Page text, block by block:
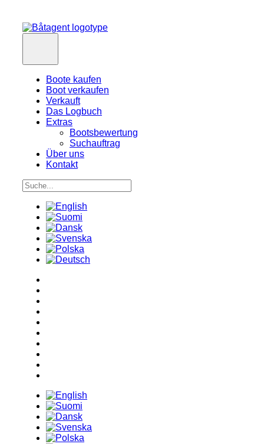
Boote kaufen
Boot verkaufen
Verkauft
Das Logbuch
Extras
Bootsbewertung
Suchauftrag
Über uns
Kontakt